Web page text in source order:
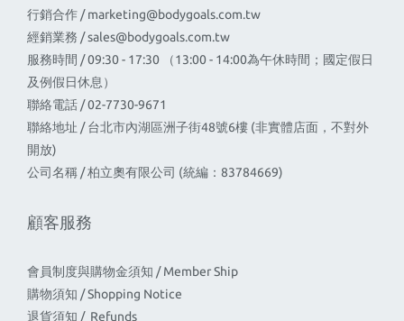
行銷合作 /marketing@bodygoals.com.tw
經銷業務 /sales@bodygoals.com.tw
服務時間 / 09:30 - 17:30 （13:00 - 14:00為午休時間；國定假日
及例假日休息）
聯絡電話 / 02-7730-9671
聯絡地址 / 台北市內湖區洲子街48號6樓 (非實體店面，不對外
開放)
公司名稱 / 柏立奧有限公司 (統編：83784669)
顧客服務
會員制度與購物金須知 / Member Ship
購物須知 / Shopping Notice
退貨須知 / Refunds